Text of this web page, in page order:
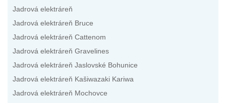
Jadrová elektráreň
Jadrová elektráreň Bruce
Jadrová elektráreň Cattenom
Jadrová elektráreň Gravelines
Jadrová elektráreň Jaslovské Bohunice
Jadrová elektráreň Kašiwazaki Kariwa
Jadrová elektráreň Mochovce